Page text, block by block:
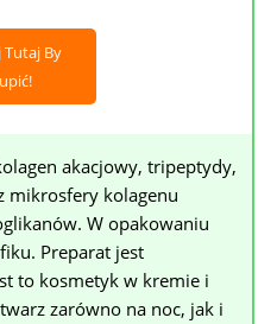
Tutaj By
akacjowy, tripeptydy,
mikrosfery kolagenu
W opakowaniu
Preparat jest
to kosmetyk w kremie i
zarówno na noc, jak i